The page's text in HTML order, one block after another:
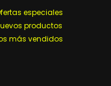
especiales
productos
más vendidos